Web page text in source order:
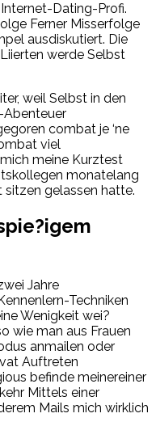
Dating-Profi.
Ferner Misserfolge
ausdiskutiert. Die
werde Selbst
weil Selbst in den
Abenteuer
combat je ‘ne
viel
meine Kurztest
monatelang
gelassen hatte.
Jahre
Techniken
Wenigkeit wei?
wie man aus Frauen
anmailen oder
Auftreten
befinde meinereiner
Mittels einer
Mails mich wirklich